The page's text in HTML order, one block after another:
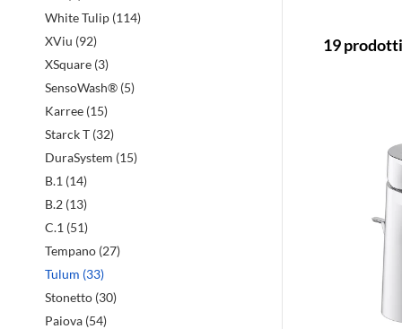
White Tulip (114)
XViu (92)
XSquare (3)
SensoWash® (5)
Karree (15)
Starck T (32)
DuraSystem (15)
B.1 (14)
B.2 (13)
C.1 (51)
Tempano (27)
Tulum (33)
Stonetto (30)
Paiova (54)
19